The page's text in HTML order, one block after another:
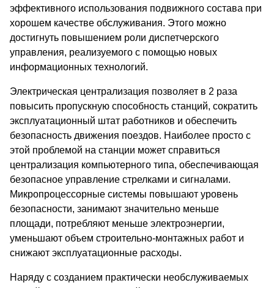
эффективного использования подвижного состава при
хорошем качестве обслуживания. Этого можно
достигнуть повышением роли диспетчерского
управления, реализуемого с помощью новых
информационных технологий.
Электрическая централизация позволяет в 2 раза
повысить пропускную способность станций, сократить
эксплуатационный штат работников и обеспечить
безопасность движения поездов. Наиболее просто с
этой проблемой на станции может справиться
централизация компьютерного типа, обеспечивающая
безопасное управление стрелками и сигналами.
Микропроцессорные системы повышают уровень
безопасности, занимают значительно меньше
площади, потребляют меньше электроэнергии,
уменьшают объем строительно-монтажных работ и
снижают эксплуатационные расходы.
Наряду с созданием практически необслуживаемых